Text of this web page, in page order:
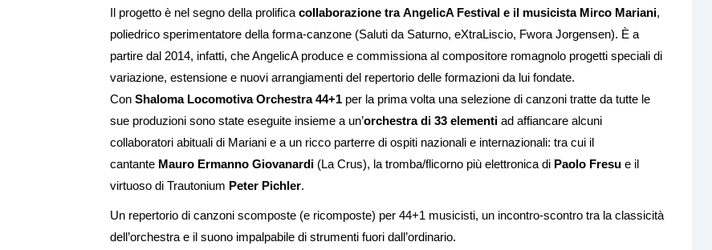
Il progetto è nel segno della prolifica collaborazione tra AngelicA Festival e il musicista Mirco Mariani,
poliedrico sperimentatore della forma-canzone (Saluti da Saturno, eXtraLiscio, Fwora Jorgensen). È a
partire dal 2014, infatti, che AngelicA produce e commissiona al compositore romagnolo progetti speciali di
variazione, estensione e nuovi arrangiamenti del repertorio delle formazioni da lui fondate.
Con Shaloma Locomotiva Orchestra 44+1 per la prima volta una selezione di canzoni tratte da tutte le
sue produzioni sono state eseguite insieme a un’orchestra di 33 elementi ad affiancare alcuni
collaboratori abituali di Mariani e a un ricco parterre di ospiti nazionali e internazionali: tra cui il
cantante Mauro Ermanno Giovanardi (La Crus), la tromba/flicorno più elettronica di Paolo Fresu e il
virtuoso di Trautonium Peter Pichler.
Un repertorio di canzoni scomposte (e ricomposte) per 44+1 musicisti, un incontro-scontro tra la classicità
dell’orchestra e il suono impalpabile di strumenti fuori dall’ordinario.